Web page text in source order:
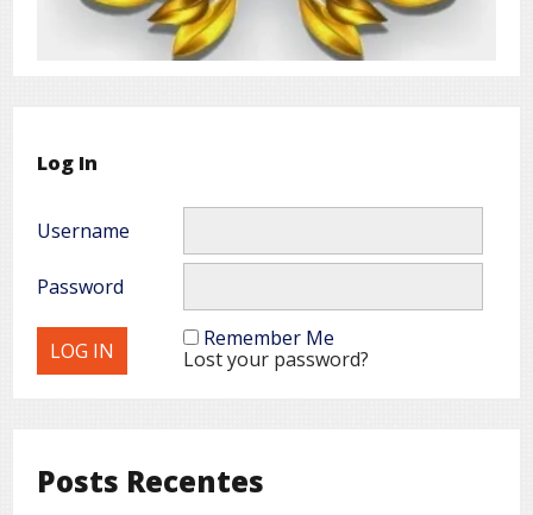
Log In
Username
Password
Remember Me
Lost your password?
Posts Recentes